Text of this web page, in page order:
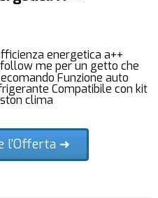
energetica a++
me per un getto che
Funzione auto
Compatibile con kit
clima
l'Offerta ➜